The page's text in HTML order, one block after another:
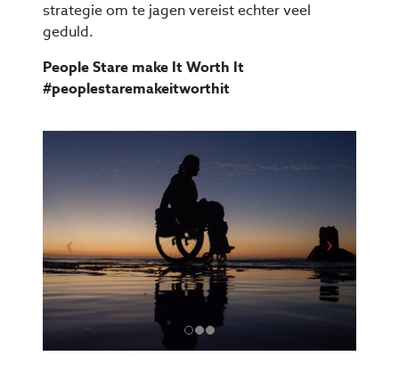
strategie om te jagen vereist echter veel
geduld.
People Stare make It Worth It
#peoplestaremakeitworthit